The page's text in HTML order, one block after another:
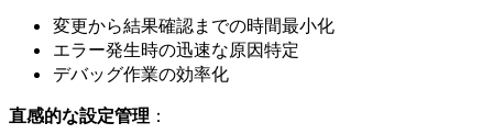
変更から結果確認までの時間最小化
エラー発生時の迅速な原因特定
デバッグ作業の効率化
直感的な設定管理 ：